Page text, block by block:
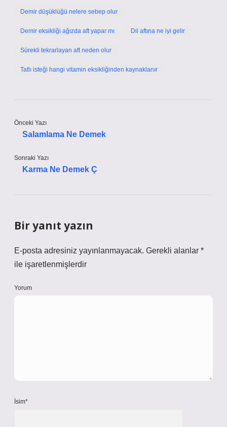
Demir düşüklüğü nelere sebep olur
Demir eksikliği ağızda aft yapar mı Dil aftına ne iyi gelir
Sürekli tekrarlayan aft neden olur
Tatlı isteği hangi vitamin eksikliğinden kaynaklanır
Önceki Yazı
Salamlama Ne Demek
Sonraki Yazı
Karma Ne Demek Ç
Bir yanıt yazın
E-posta adresiniz yayınlanmayacak. Gerekli alanlar *
ile işaretlenmişlerdir
Yorum
İsim*